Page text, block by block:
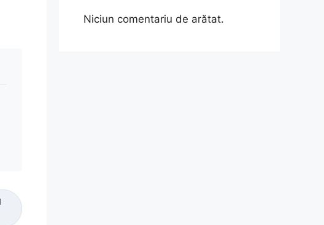
Niciun comentariu de arătat.